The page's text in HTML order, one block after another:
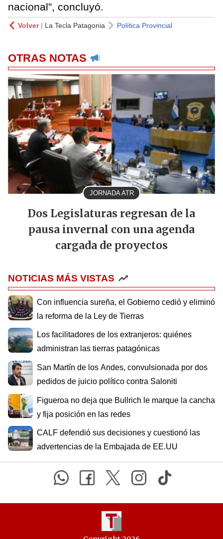
nacional”, concluyó.
Volver| La Tecla Patagonia Política Provincial
OTRAS NOTAS
JORNADA ATR
Dos Legislaturas regresan de la
pausa invernal con una agenda
cargada de proyectos
NOTICIAS MÁS VISTAS
Con influencia sureña, el Gobierno cedió y eliminó
la reforma de la Ley de Tierras
Los facilitadores de los extranjeros: quiénes
administran las tierras patagónicas
San Martín de los Andes, convulsionada por dos
pedidos de juicio político contra Saloniti
Figueroa no deja que Bullrich le marque la cancha
y fija posición en las redes
CALF defendió sus decisiones y cuestionó las
advertencias de la Embajada de EE.UU